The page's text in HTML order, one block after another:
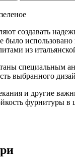
создавать
было
из
специальным
выбранного
и другие
фурнитуры